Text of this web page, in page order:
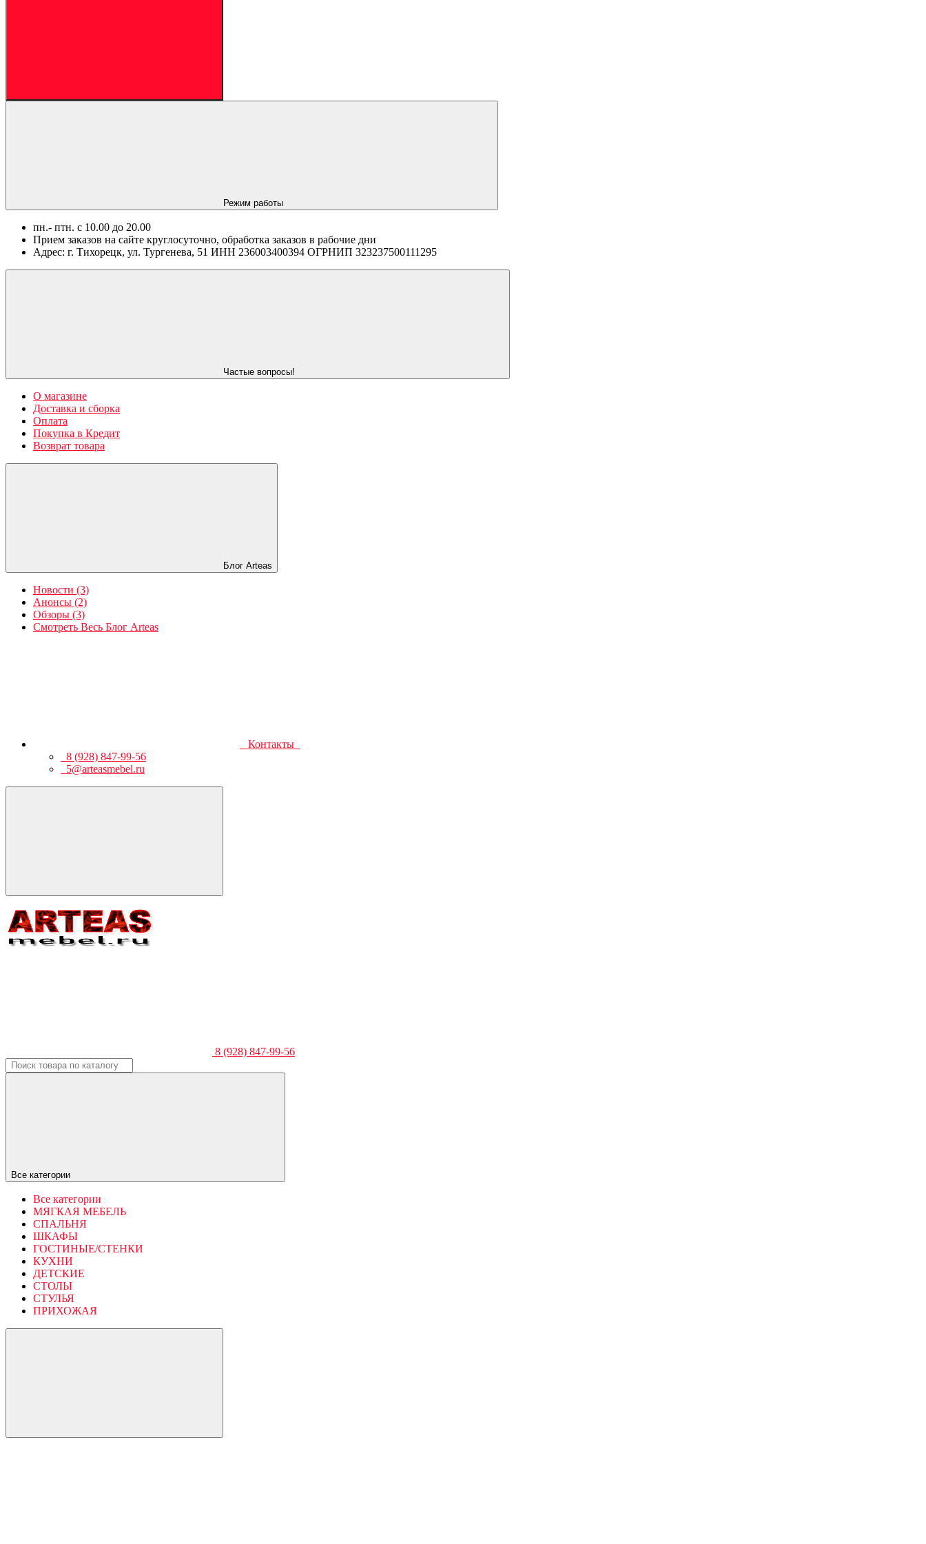
Режим работы
пн.- птн. c 10.00 до 20.00
Прием заказов на сайте круглосуточно, обработка заказов в рабочие дни
Адрес: г. Тихорецк, ул. Тургенева, 51 ИНН 236003400394 ОГРНИП 323237500111295
Частые вопросы!
О магазине
Доставка и сборка
Оплата
Покупка в Кредит
Возврат товара
Блог Arteas
Новости (3)
Анонсы (2)
Обзоры (3)
Смотреть Весь Блог Arteas
Контакты
8 (928) 847-99-56
5@arteasmebel.ru
8 (928) 847-99-56
Все категории
Все категории
МЯГКАЯ МЕБЕЛЬ
СПАЛЬНЯ
ШКАФЫ
ГОСТИНЫЕ/СТЕНКИ
КУХНИ
ДЕТСКИЕ
СТОЛЫ
СТУЛЬЯ
ПРИХОЖАЯ